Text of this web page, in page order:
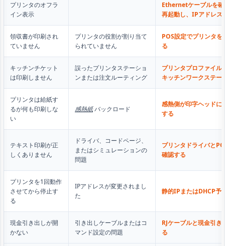
プリンタのオフラ
イン表示
Ethernetケーブルを
再起動し、IPアドレス
領収書が印刷され
ていません
プリンタの役割が割り当て
られていません
POS設定でプリンタ
る
キッチンチケット
は印刷しません
誤ったプリンタステーショ
ンまたは注文ルーティング
プリンタプロファイル
キッチンワークステー
プリンタは給紙す
るが何も印刷しな
い
感熱紙バックロード
感熱側が印字ヘッドに
する
テキスト印刷が正
しくありません
ドライバ、コードページ、
またはシミュレーションの
問題
プリンタドライバと
確認する
プリンタを1回動作
させてから停止す
る
IPアドレスが変更されまし
た
静的IPまたはDHCP予
現金引き出しが開
かない
引き出しケーブルまたはコ
マンド設定の問題
RJケーブルと現金引
る